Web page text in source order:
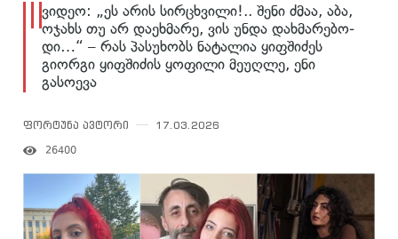
ვიდეო: „ეს არის სირ­ცხვი­ლი!.. შენი ძმაა, აბა,
ოჯახს თუ არ და­ეხ­მა­რე, ვის უნდა დახ­მა­რე­ბო­
დი…“ – რას პასუხობს ნატალია ყიფშიძეს
გიორგი ყიფშიძის ყოფილი მეუღლე, ენი
გასოევა
ფორტუნა ავტორი 17.03.2026
26400